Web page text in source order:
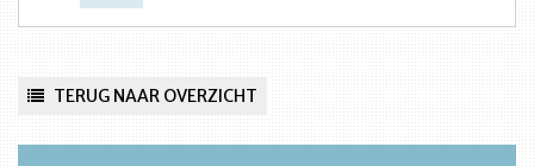
TERUG NAAR OVERZICHT